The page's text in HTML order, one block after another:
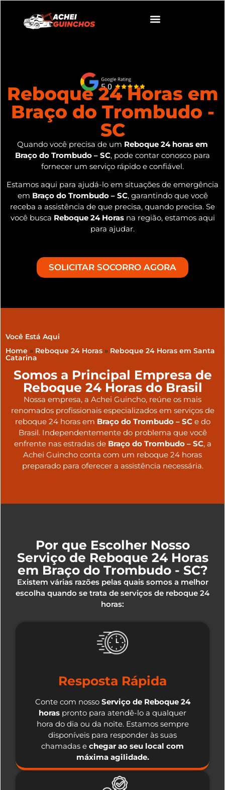
Reboque 24 Horas em
Braço do Trombudo -
SC
Quando você precisa de um Reboque 24 horas em
Braço do Trombudo – SC, pode contar conosco para
fornecer um serviço rápido e confiável.
Estamos aqui para ajudá-lo em situações de emergência
em Braço do Trombudo – SC, garantindo que você
receba a assistência de que precisa, quando precisa. Se
você busca Reboque 24 Horasna região, estamos aqui
para ajudar.
SOLICITAR SOCORRO AGORA
Você Está Aqui
Home » Reboque 24 Horas » Reboque 24 Horas em Santa
Catarina
Somos a Principal Empresa de
Reboque 24 Horas do Brasil
Nossa empresa, a Achei Guincho, reúne os mais
renomados profissionais especializados em serviços de
reboque 24 horas em Braço do Trombudo – SCe do
Brasil. Independentemente do problema que você
enfrente nas estradas de Braço do Trombudo – SC, a
Achei Guincho conta com um reboque 24 horas
preparado para oferecer a assistência necessária.
Por que Escolher Nosso
Serviço de Reboque 24 Horas
em Braço do Trombudo - SC?
Existem várias razões pelas quais somos a melhor
escolha quando se trata de serviços de reboque 24
horas:
Resposta Rápida
Conte com nosso Serviço de Reboque 24
horas pronto para atendê-lo a qualquer
hora do dia ou da noite. Estamos sempre
disponíveis para responder às suas
chamadas e chegar ao seu local com
máxima agilidade.